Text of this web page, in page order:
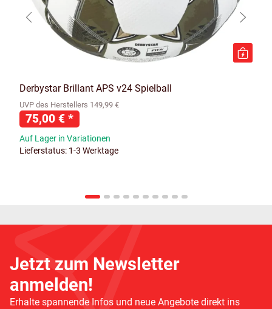
Derbystar Brillant APS v24 Spielball
UVP des Herstellers 149,99 €
75,00 € *
Auf Lager in Variationen
Lieferstatus: 1-3 Werktage
Jetzt zum Newsletter
anmelden!
Erhalte spannende Infos und neue Angebote direkt ins